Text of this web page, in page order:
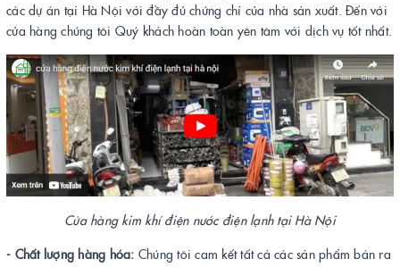
các dự án tại Hà Nội với đầy đủ chứng chỉ của nhà sản xuất. Đến với
cửa hàng chúng tôi Quý khách hoàn toàn yên tâm với dịch vụ tốt nhất.
Cửa hàng kim khí điện nước điện lạnh tại Hà Nội
- Chất lượng hàng hóa: Chúng tôi cam kết tất cả các sản phẩm bán ra